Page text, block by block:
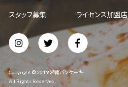
スタッフ募集 ライセンス加盟店
Copyright © 2019 湘南パンケーキ.
All Rights Reserved.